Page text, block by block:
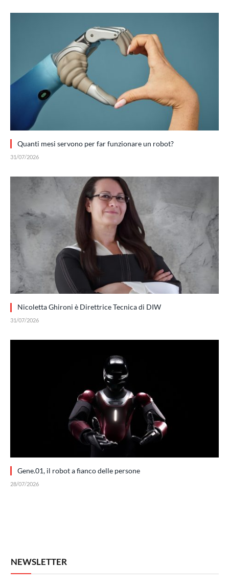
Quanti mesi servono per far funzionare un robot?
31/07/2026
Nicoletta Ghironi è Direttrice Tecnica di DIW
31/07/2026
Gene.01, il robot a fianco delle persone
28/07/2026
NEWSLETTER